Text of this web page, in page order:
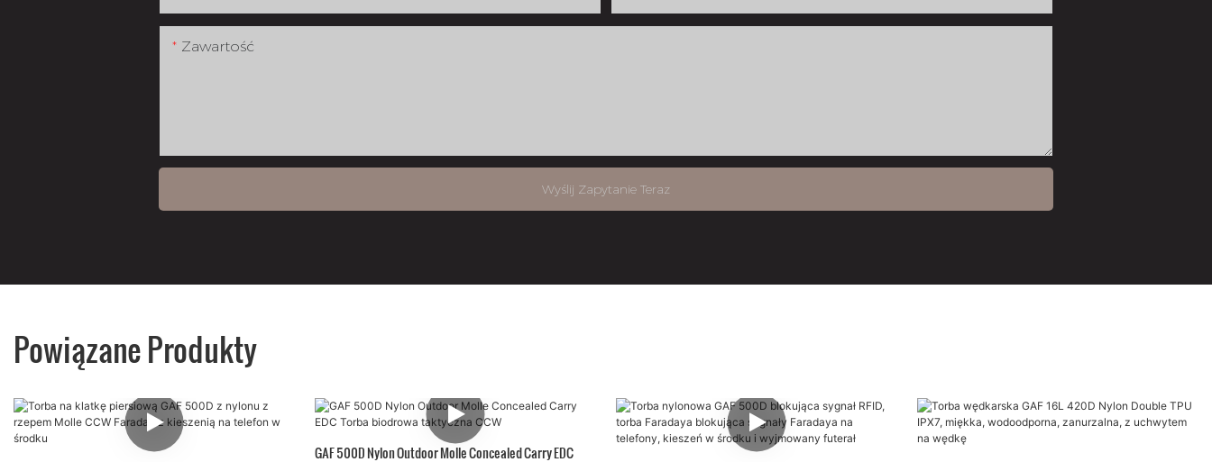
Zawartość
Wyślij Zapytanie Teraz
Powiązane Produkty
GAF 500D Nylon Outdoor Molle Concealed Carry EDC